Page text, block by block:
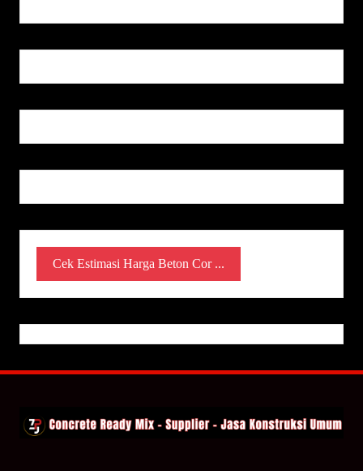
Cek Estimasi Harga Beton Cor ...